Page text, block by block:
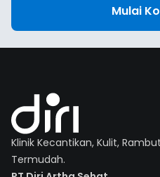
Mulai
Klinik Kecantikan, Kulit,
Termudah.